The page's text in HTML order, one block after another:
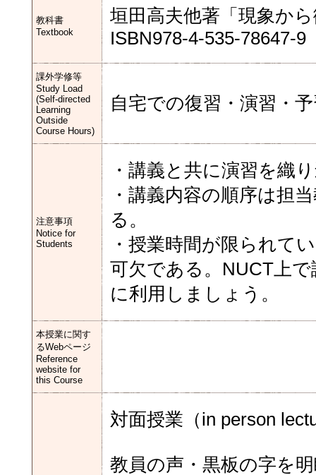
教科書
Textbook
垣田高夫他著「現象か
ISBN978-4-535-78647-9
課外学修等
Study Load
(Self-directed
Learning
Outside
Course Hours)
自宅での復習・演習・
注意事項
Notice for
Students
・講義と共に演習を織
・講義内容の順序は担
る。
・授業時間が限られて
可欠である。NUCT上
に利用しましょう。
本授業に関す
るWebページ
Reference
website for
this Course
対面授業（in person
教員の声・黒板の字を